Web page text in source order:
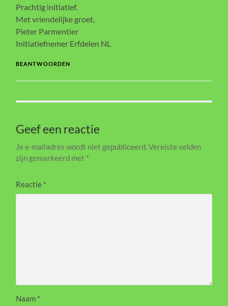
Prachtig initiatief.
Met vriendelijke groet,
Pieter Parmentier
Initiatiefnemer Erfdelen NL
BEANTWOORDEN
Geef een reactie
Je e-mailadres wordt niet gepubliceerd.Vereiste velden
zijn gemarkeerd met *
Reactie *
Naam *